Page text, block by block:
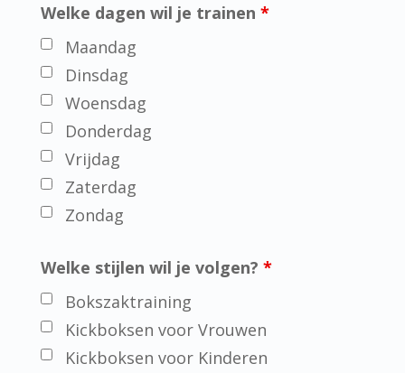
Welke dagen wil je trainen *
Maandag
Dinsdag
Woensdag
Donderdag
Vrijdag
Zaterdag
Zondag
Welke stijlen wil je volgen? *
Bokszaktraining
Kickboksen voor Vrouwen
Kickboksen voor Kinderen